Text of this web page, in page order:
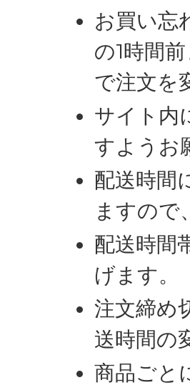
お買い忘
の1時間
で注文を
サイト内
すようお
配送時間
ますので
配送時間
げます。
注文締め
送時間の
商品ごと